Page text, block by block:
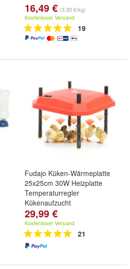
16,49 € (3,30 €/kg)
Kostenloser Versand
19
Fudajo Küken-Wärmeplatte
25x25cm 30W Heizplatte
Temperaturregler
Kükenaufzucht
29,99 €
Kostenloser Versand
21